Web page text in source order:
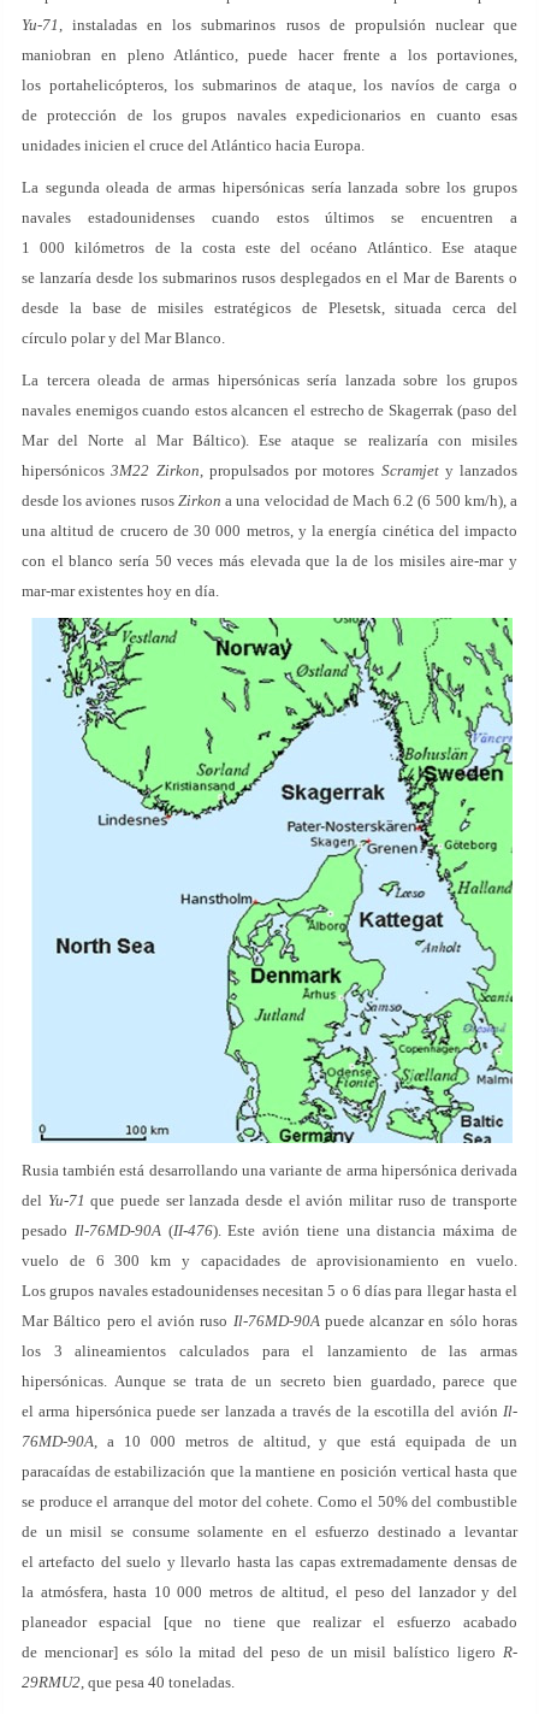
Yu-71, instaladas en los submarinos rusos de propulsión nuclear que
maniobran en pleno Atlántico, puede hacer frente a los portaviones,
los portahelicópteros, los submarinos de ataque, los navíos de carga o
de protección de los grupos navales expedicionarios en cuanto esas
unidades inicien el cruce del Atlántico hacia Europa.
La segunda oleada de armas hipersónicas sería lanzada sobre los grupos
navales estadounidenses cuando estos últimos se encuentren a
1 000 kilómetros de la costa este del océano Atlántico. Ese ataque
se lanzaría desde los submarinos rusos desplegados en el Mar de Barents o
desde la base de misiles estratégicos de Plesetsk, situada cerca del
círculo polar y del Mar Blanco.
La tercera oleada de armas hipersónicas sería lanzada sobre los grupos
navales enemigos cuando estos alcancen el estrecho de Skagerrak (paso del
Mar del Norte al Mar Báltico). Ese ataque se realizaría con misiles
hipersónicos3M22 Zirkon, propulsados por motores Scramjety lanzados
desde los aviones rusos Zirkon a una velocidad de Mach 6.2 (6 500 km/h), a
una altitud de crucero de 30 000 metros, y la energía cinética del impacto
con el blanco sería 50 veces más elevada que la de los misiles aire-mar y
mar-mar existentes hoy en día.
Rusia también está desarrollando una variante de arma hipersónica derivada
del Yu-71 que puede ser lanzada desde el avión militar ruso de transporte
pesado Il-76MD-90A(II-476). Este avión tiene una distancia máxima de
vuelo de 6 300 km y capacidades de aprovisionamiento en vuelo.
Los grupos navales estadounidenses necesitan 5 o 6 días para llegar hasta el
Mar Báltico pero el avión ruso Il-76MD-90Apuede alcanzar en sólo horas
los 3 alineamientos calculados para el lanzamiento de las armas
hipersónicas. Aunque se trata de un secreto bien guardado, parece que
el arma hipersónica puede ser lanzada a través de la escotilla del avión Il-
76MD-90A, a 10 000 metros de altitud, y que está equipada de un
paracaídas de estabilización que la mantiene en posición vertical hasta que
se produce el arranque del motor del cohete. Como el 50% del combustible
de un misil se consume solamente en el esfuerzo destinado a levantar
el artefacto del suelo y llevarlo hasta las capas extremadamente densas de
la atmósfera, hasta 10 000 metros de altitud, el peso del lanzador y del
planeador espacial [que no tiene que realizar el esfuerzo acabado
de mencionar] es sólo la mitad del peso de un misil balístico ligero R-
29RMU2, que pesa 40 toneladas.